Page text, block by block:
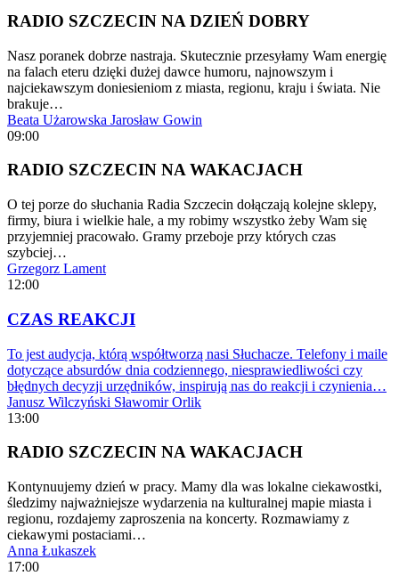
RADIO SZCZECIN NA DZIEŃ DOBRY
Nasz poranek dobrze nastraja. Skutecznie przesyłamy Wam energię
na falach eteru dzięki dużej dawce humoru, najnowszym i
najciekawszym doniesieniom z miasta, regionu, kraju i świata. Nie
brakuje…
Beata Użarowska Jarosław Gowin
09:00
RADIO SZCZECIN NA WAKACJACH
O tej porze do słuchania Radia Szczecin dołączają kolejne sklepy,
firmy, biura i wielkie hale, a my robimy wszystko żeby Wam się
przyjemniej pracowało. Gramy przeboje przy których czas
szybciej…
Grzegorz Lament
12:00
CZAS REAKCJI
To jest audycja, którą współtworzą nasi Słuchacze. Telefony i maile
dotyczące absurdów dnia codziennego, niesprawiedliwości czy
błędnych decyzji urzędników, inspirują nas do reakcji i czynienia…
Janusz Wilczyński Sławomir Orlik
13:00
RADIO SZCZECIN NA WAKACJACH
Kontynuujemy dzień w pracy. Mamy dla was lokalne ciekawostki,
śledzimy najważniejsze wydarzenia na kulturalnej mapie miasta i
regionu, rozdajemy zaproszenia na koncerty. Rozmawiamy z
ciekawymi postaciami…
Anna Łukaszek
17:00